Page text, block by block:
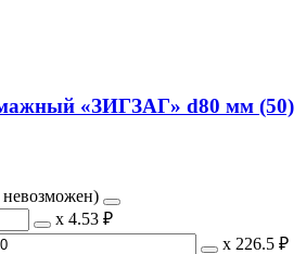
«ЗИГЗАГ» d80 мм (50)
х 4.53 ₽
х 226.5 ₽